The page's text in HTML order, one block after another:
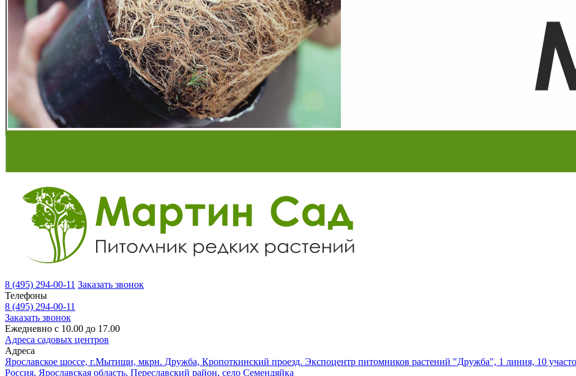
8 (495) 294-00-11 Заказать звонок
Телефоны
8 (495) 294-00-11
Заказать звонок
Ежедневно с 10.00 до 17.00
Адреса садовых центров
Адреса
Ярославское шоссе, г.Мытищи, мкрн. Дружба, Кропоткинский проезд. Экспоцентр питомников растений "Дружба", 1 линия, 10
Россия, Ярославская область, Переславский район, село Семендяйка